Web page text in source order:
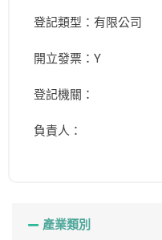
登記類型：有限公司
開立發票：Y
登記機關：
負責人：
產業類別